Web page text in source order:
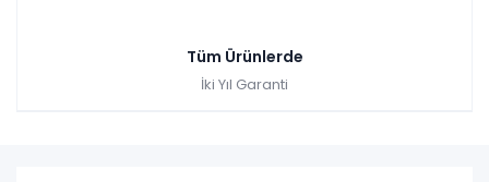
Tüm Ürünlerde
İki Yıl Garanti